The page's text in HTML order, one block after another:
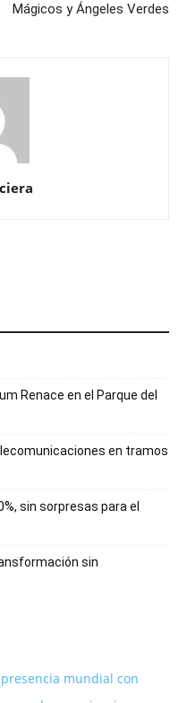
Mágicos y Ángeles Verdes
Renace en el Parque del
en tramos
sin sorpresas para el
sin
mundial con